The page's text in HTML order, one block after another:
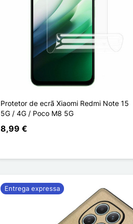
Protetor de ecrã Xiaomi Redmi Note 15
5G / 4G / Poco M8 5G
8,99 €
Entrega expressa